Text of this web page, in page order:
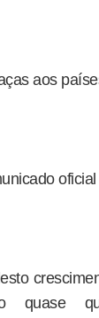
aos
oficial
quase